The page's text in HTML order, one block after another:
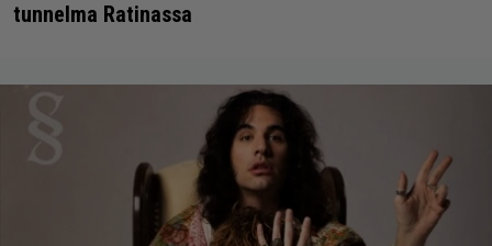
tunnelma Ratinassa